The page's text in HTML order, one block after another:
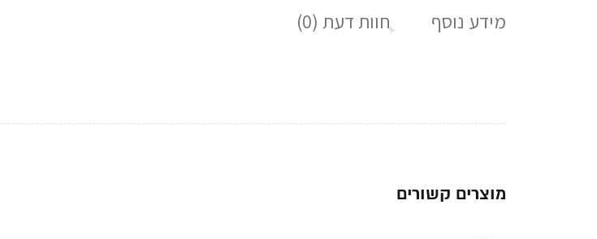
מידע נוסף חוות דעת (0)
מוצרים קשורים